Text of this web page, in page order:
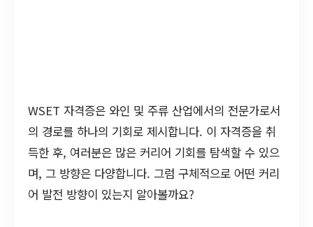
WSET 자격증은 와인 및 주류 산업에서의 전문가로서
의 경로를 하나의 기회로 제시합니다. 이 자격증을 취
득한 후, 여러분은 많은 커리어 기회를 탐색할 수 있으
며, 그 방향은 다양합니다. 그럼 구체적으로 어떤 커리
어 발전 방향이 있는지 알아볼까요?